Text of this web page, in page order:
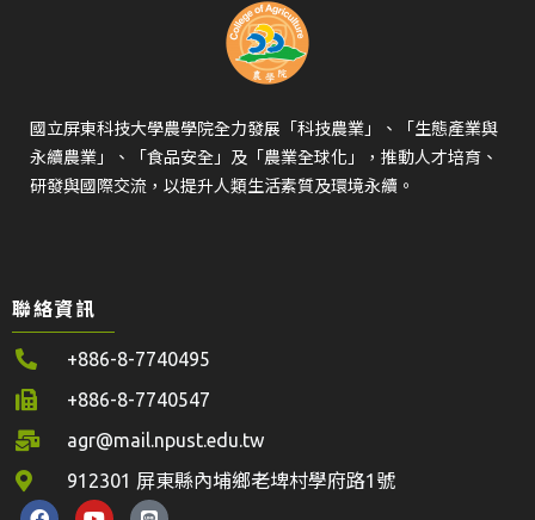
國立屏東科技大學農學院全力發展「科技農業」、「生態產業與
永續農業」、「食品安全」及「農業全球化」，推動人才培育、
研發與國際交流，以提升人類生活素質及環境永續。
聯絡資訊
+886-8-7740495
+886-8-7740547
agr@mail.npust.edu.tw
912301 屏東縣內埔鄉老埤村學府路1號